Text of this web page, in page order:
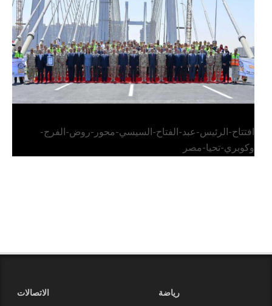
وكوبري تحيا مصر
افتتاح-الرئيس-عبد-الفتاح-السيسي-محور-روض-الفرج-
وكوبري-تحيا-مصر
رياضة
الاتصالات